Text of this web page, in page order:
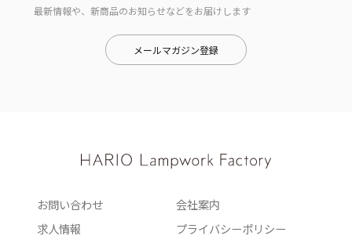
最新情報や、新商品のお知らせなどをお届けします
メールマガジン登録
お問い合わせ
会社案内
求人情報
プライバシーポリシー